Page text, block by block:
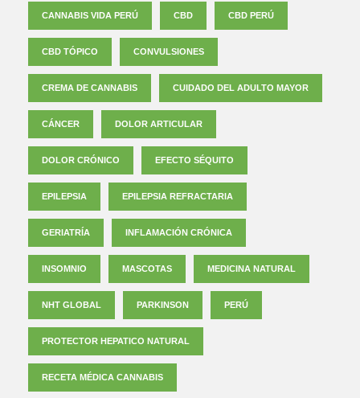
CANNABIS VIDA PERÚ CBD CBD PERÚ
CBD TÓPICO CONVULSIONES
CREMA DE CANNABIS CUIDADO DEL ADULTO MAYOR
CÁNCER DOLOR ARTICULAR
DOLOR CRÓNICO EFECTO SÉQUITO
EPILEPSIA EPILEPSIA REFRACTARIA
GERIATRÍA INFLAMACIÓN CRÓNICA
INSOMNIO MASCOTAS MEDICINA NATURAL
NHT GLOBAL PARKINSON PERÚ
PROTECTOR HEPATICO NATURAL
RECETA MÉDICA CANNABIS